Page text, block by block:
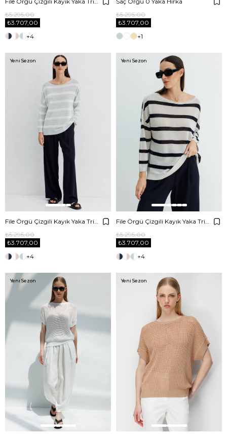
₺3.707,00
₺5.295,00
+4
₺3.707,00
₺5.295,00
+1
File Örgü Çizgili Kayık Yaka Triko
₺3.707,00
₺5.295,00
+4
Yeni Sezon
File Örgü Çizgili Kayık Yaka Triko
₺3.707,00
₺5.295,00
+4
Yeni Sezon
Yeni Sezon Yeni Sezon